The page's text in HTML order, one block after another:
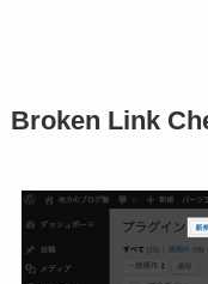
Broken Link